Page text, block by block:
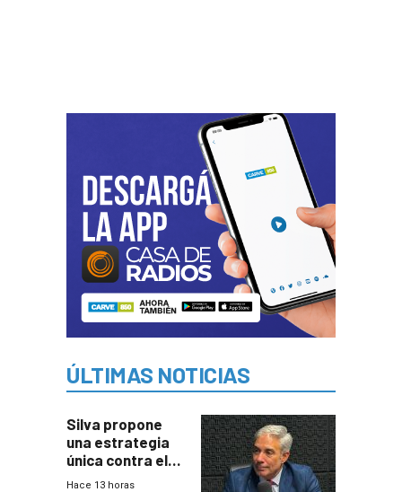
ÚLTIMAS NOTICIAS
Silva propone
una estrategia
única contra el
narcotráfico y
Hace 13 horas